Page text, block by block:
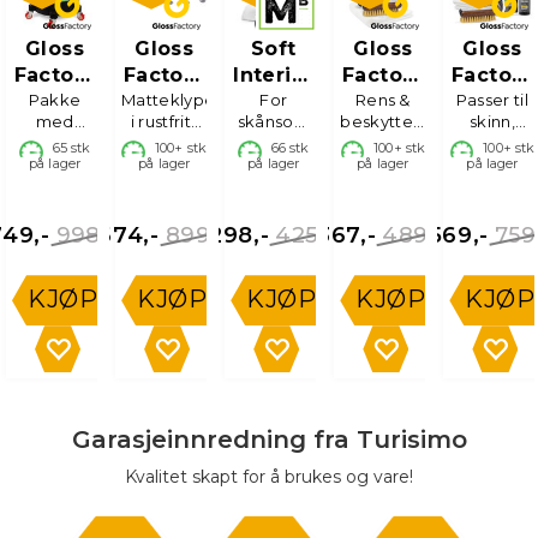
Gloss
Factory
Vaskebøtte
med
hjul
Pakke
med
sittelokk,
hjul, rist
65stk
på lager
998,-
KJØP
Gloss
Factory
Matteklyper
4pk.
Matteklyper
i rustfritt
stål
100+ stk
på lager
899,-
674,-
KJØP
Soft
Interiør
Kit
For
skånsom
vask av
navigasjonsskjerm
66 stk
på lager
425,-
298,-
KJØP
Gloss
Factory
Alcantara
kit
Rens &
beskyttelse
av
Alcantara
100+ stk
på lager
489,-
367,-
KJØP
Gloss
Factory
Leather
Care
Passer til
skinn,
og skai
100+ stk
på lager
569,-
KJØP
Garasjeinnredning fra Turisimo
Kvalitet skapt for å brukes og vare!